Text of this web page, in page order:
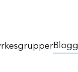
Blogg